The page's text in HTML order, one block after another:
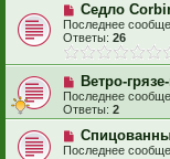
Седло
Последнее
Ответы: 26
Ветро-
Последнее
Ответы: 2
Последнее